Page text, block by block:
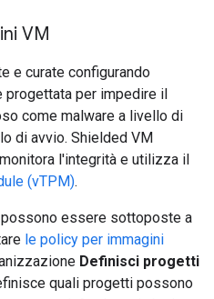
VM
e curate configurando
progettata per impedire il
come malware a livello di
di avvio. Shielded VM
l'integrità e utilizza il
(vTPM).
essere sottoposte a
le policy per immagini
Definisci progetti
quali progetti possono